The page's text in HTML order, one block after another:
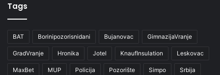
Tags
BAT Borinipozorisnidani Bujanovac GimnazijaVranje
GradVranje Hronika Jotel KnaufInsulation Leskovac
MaxBet MUP Policija Pozorište Simpo Srbija